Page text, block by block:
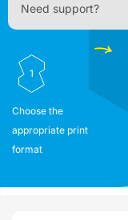
Need support?
1
Choose the
appropriate print
format